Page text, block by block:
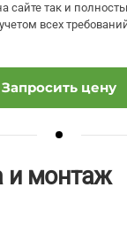
сайте так и
всех
Запросить цену
и монтаж